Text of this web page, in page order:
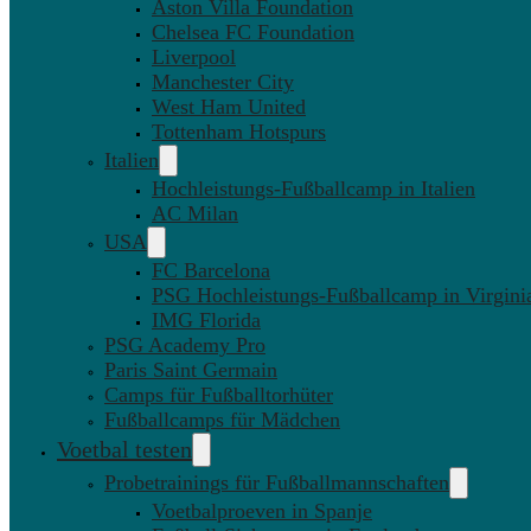
Aston Villa Foundation
Chelsea FC Foundation
Liverpool
Manchester City
West Ham United
Tottenham Hotspurs
Italien
Hochleistungs-Fußballcamp in Italien
AC Milan
USA
FC Barcelona
PSG Hochleistungs-Fußballcamp in
IMG Florida
PSG Academy Pro
Paris Saint Germain
Camps für Fußballtorhüter
Fußballcamps für Mädchen
Voetbal testen
Probetrainings für Fußballmannschaften
Voetbalproeven in Spanje